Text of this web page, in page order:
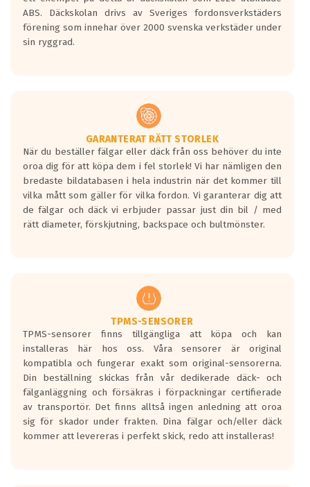
ABS. Däckskolan drivs av Sveriges fordonsverkstäders
förening som innehar över 2000 svenska verkstäder under
sin ryggrad.
GARANTERAT RÄTT STORLEK
När du beställer fälgar eller däck från oss behöver du inte
oroa dig för att köpa dem i fel storlek! Vi har nämligen den
bredaste bildatabasen i hela industrin när det kommer till
vilka mått som gäller för vilka fordon. Vi garanterar dig att
de fälgar och däck vi erbjuder passar just din bil / med
rätt diameter, förskjutning, backspace och bultmönster.
TPMS-SENSORER
TPMS-sensorer finns tillgängliga att köpa och kan
installeras här hos oss. Våra sensorer är original
kompatibla och fungerar exakt som original-sensorerna.
Din beställning skickas från vår dedikerade däck- och
fälganläggning och försäkras i förpackningar certifierade
av transportör. Det finns alltså ingen anledning att oroa
sig för skador under frakten. Dina fälgar och/eller däck
kommer att levereras i perfekt skick, redo att installeras!